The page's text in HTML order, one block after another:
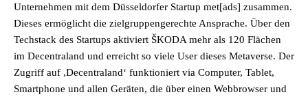
Unternehmen mit dem Düsseldorfer Startup met[ads] zusammen.
Dieses ermöglicht die zielgruppengerechte Ansprache. Über den
Techstack des Startups aktiviert ŠKODA mehr als 120 Flächen
im Decentraland und erreicht so viele User dieses Metaverse. Der
Zugriff auf ,Decentraland‘ funktioniert via Computer, Tablet,
Smartphone und allen Geräten, die über einen Webbrowser und